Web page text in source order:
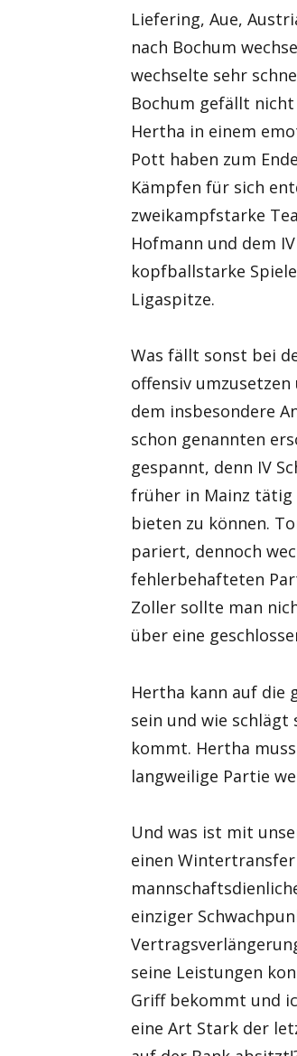
Liefering, Aue,
nach Bochum
wechselte sehr
Bochum gefällt
Hertha in einem
Pott haben zum
Kämpfen für sich
zweikampfstarke
Hofmann und dem
kopfballstarke
Ligaspitze.
Was fällt sonst bei
offensiv umzusetzen
dem insbesondere
schon genannten
gespannt, denn IV
früher in Mainz tätig
bieten zu können.
pariert, dennoch
fehlerbehafteten
Zoller sollte man
über eine
Hertha kann auf die
sein und wie schlägt
kommt. Hertha
langweilige Partie
Und was ist mit
einen
einziger
seine Leistungen
Griff bekommt und
eine Art Stark der